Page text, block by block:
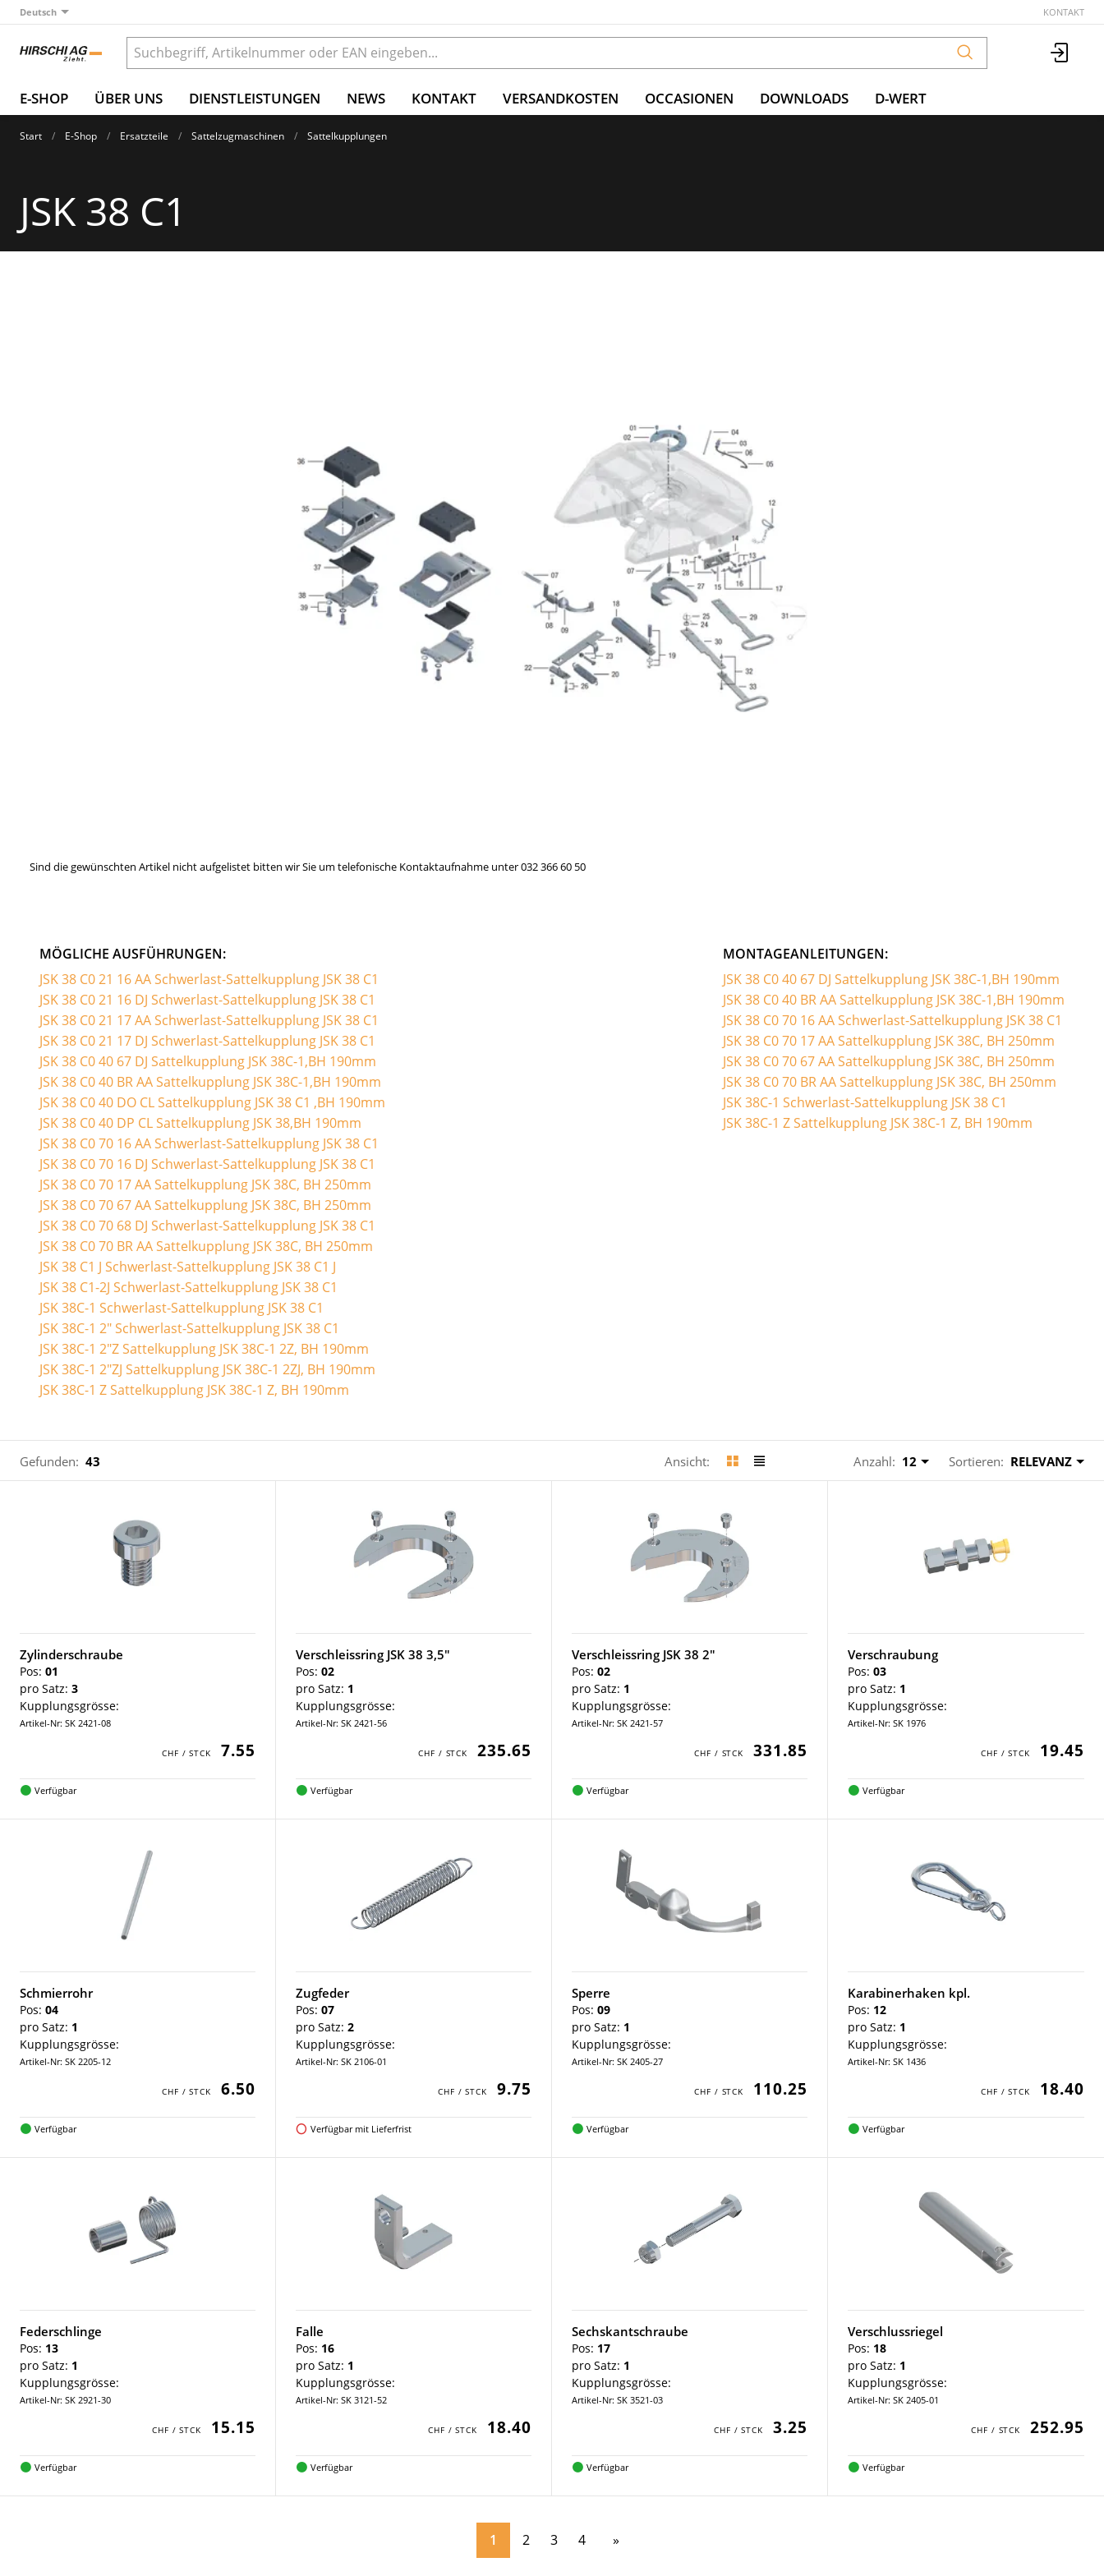
Deutsch KONTAKT
E-SHOP ÜBER UNS DIENSTLEISTUNGEN NEWS KONTAKT VERSANDKOSTEN OCCASIONEN DOWNLOADS D-WERT
Start E-Shop Ersatzteile Sattelzugmaschinen Sattelkupplungen
JSK 38 C1
Sind die gewünschten Artikel nicht aufgelistet bitten wir Sie um telefonische Kontaktaufnahme unter 032 366 60 50
MÖGLICHE AUSFÜHRUNGEN:
JSK 38 C0 21 16 AA Schwerlast-Sattelkupplung JSK 38 C1
JSK 38 C0 21 16 DJ Schwerlast-Sattelkupplung JSK 38 C1
JSK 38 C0 21 17 AA Schwerlast-Sattelkupplung JSK 38 C1
JSK 38 C0 21 17 DJ Schwerlast-Sattelkupplung JSK 38 C1
JSK 38 C0 40 67 DJ Sattelkupplung JSK 38C-1,BH 190mm
JSK 38 C0 40 BR AA Sattelkupplung JSK 38C-1,BH 190mm
JSK 38 C0 40 DO CL Sattelkupplung JSK 38 C1 ,BH 190mm
JSK 38 C0 40 DP CL Sattelkupplung JSK 38,BH 190mm
JSK 38 C0 70 16 AA Schwerlast-Sattelkupplung JSK 38 C1
JSK 38 C0 70 16 DJ Schwerlast-Sattelkupplung JSK 38 C1
JSK 38 C0 70 17 AA Sattelkupplung JSK 38C, BH 250mm
JSK 38 C0 70 67 AA Sattelkupplung JSK 38C, BH 250mm
JSK 38 C0 70 68 DJ Schwerlast-Sattelkupplung JSK 38 C1
JSK 38 C0 70 BR AA Sattelkupplung JSK 38C, BH 250mm
JSK 38 C1 J Schwerlast-Sattelkupplung JSK 38 C1 J
JSK 38 C1-2J Schwerlast-Sattelkupplung JSK 38 C1
JSK 38C-1 Schwerlast-Sattelkupplung JSK 38 C1
JSK 38C-1 2" Schwerlast-Sattelkupplung JSK 38 C1
JSK 38C-1 2"Z Sattelkupplung JSK 38C-1 2Z, BH 190mm
JSK 38C-1 2"ZJ Sattelkupplung JSK 38C-1 2ZJ, BH 190mm
JSK 38C-1 Z Sattelkupplung JSK 38C-1 Z, BH 190mm
MONTAGEANLEITUNGEN:
JSK 38 C0 40 67 DJ Sattelkupplung JSK 38C-1,BH 190mm
JSK 38 C0 40 BR AA Sattelkupplung JSK 38C-1,BH 190mm
JSK 38 C0 70 16 AA Schwerlast-Sattelkupplung JSK 38 C1
JSK 38 C0 70 17 AA Sattelkupplung JSK 38C, BH 250mm
JSK 38 C0 70 67 AA Sattelkupplung JSK 38C, BH 250mm
JSK 38 C0 70 BR AA Sattelkupplung JSK 38C, BH 250mm
JSK 38C-1 Schwerlast-Sattelkupplung JSK 38 C1
JSK 38C-1 Z Sattelkupplung JSK 38C-1 Z, BH 190mm
Gefunden: 43 Ansicht: Anzahl: 12 Sortieren: RELEVANZ
Zylinderschraube
Pos: 01
pro Satz: 3
Kupplungsgrösse:
Artikel-Nr: SK 2421-08
7.55
Verfügbar
Verschleissring JSK 38 3,5"
Pos: 02
pro Satz: 1
Kupplungsgrösse:
Artikel-Nr: SK 2421-56
235.65
Verfügbar
Verschleissring JSK 38 2"
Pos: 02
pro Satz: 1
Kupplungsgrösse:
Artikel-Nr: SK 2421-57
331.85
Verfügbar
Verschraubung
Pos: 03
pro Satz: 1
Kupplungsgrösse:
Artikel-Nr: SK 1976
19.45
Verfügbar
Schmierrohr
Pos: 04
pro Satz: 1
Kupplungsgrösse:
Artikel-Nr: SK 2205-12
6.50
Verfügbar
Zugfeder
Pos: 07
pro Satz: 2
Kupplungsgrösse:
Artikel-Nr: SK 2106-01
9.75
Verfügbar mit Lieferfrist
Sperre
Pos: 09
pro Satz: 1
Kupplungsgrösse:
Artikel-Nr: SK 2405-27
110.25
Verfügbar
Karabinerhaken kpl.
Pos: 12
pro Satz: 1
Kupplungsgrösse:
Artikel-Nr: SK 1436
18.40
Verfügbar
Federschlinge
Pos: 13
pro Satz: 1
Kupplungsgrösse:
Artikel-Nr: SK 2921-30
15.15
Verfügbar
Falle
Pos: 16
pro Satz: 1
Kupplungsgrösse:
Artikel-Nr: SK 3121-52
18.40
Verfügbar
Sechskantschraube
Pos: 17
pro Satz: 1
Kupplungsgrösse:
Artikel-Nr: SK 3521-03
3.25
Verfügbar
Verschlussriegel
Pos: 18
pro Satz: 1
Kupplungsgrösse:
Artikel-Nr: SK 2405-01
252.95
Verfügbar
1 2 3 4